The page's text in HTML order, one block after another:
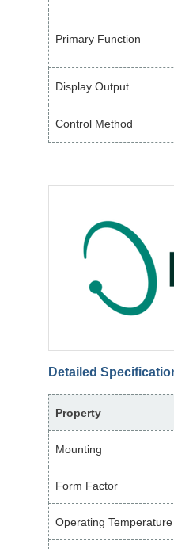
Primary Function
Display Output
Control Method
Detailed
Property
Mounting
Form Factor
Operating Temperature